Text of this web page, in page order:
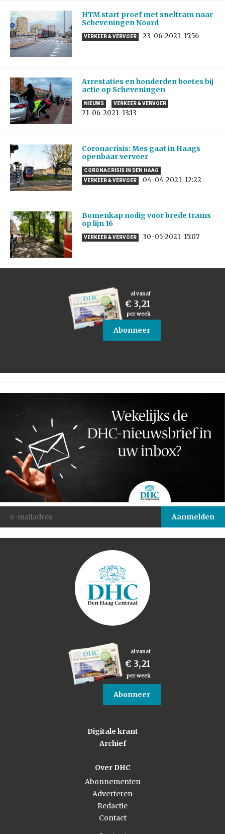
HTM start proef met sneltram naar
Scheveningen Noord
VERKEER & VERVOER 23-06-2021 15:56
Arrestaties en honderden boetes bij
actie op Scheveningen
NIEUWS VERKEER & VERVOER
21-06-2021 13:13
Coronacrisis: Mes gaat in Haags
openbaar vervoer
CORONACRISIS IN DEN HAAG
VERKEER & VERVOER
04-04-2021 12:22
Bomenkap nodig voor brede trams
op lijn 16
VERKEER & VERVOER 30-05-2021 15:07
al vanaf
€ 3,21
per week
Abonneer
al vanaf
€ 3,21
per week
Abonneer
Digitale krant
Archief
Over DHC
Abonnementen
Adverteren
Redactie
Contact